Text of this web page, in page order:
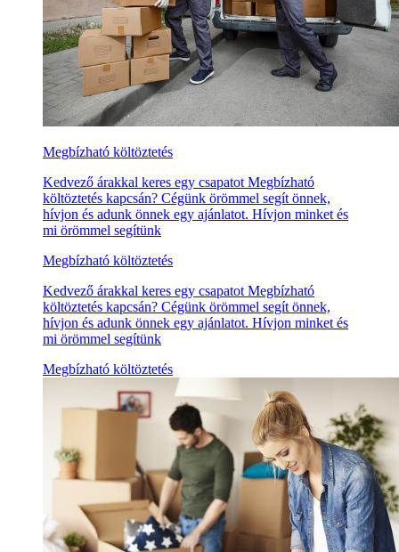
Megbízható költöztetés
Kedvező árakkal keres egy csapatot Megbízható
költöztetés kapcsán? Cégünk örömmel segít önnek,
hívjon és adunk önnek egy ajánlatot. Hívjon minket és
mi örömmel segítünk
Megbízható költöztetés
Kedvező árakkal keres egy csapatot Megbízható
költöztetés kapcsán? Cégünk örömmel segít önnek,
hívjon és adunk önnek egy ajánlatot. Hívjon minket és
mi örömmel segítünk
Megbízható költöztetés